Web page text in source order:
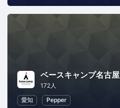
ベースキャンプ名古屋
172人
愛知
Pepper